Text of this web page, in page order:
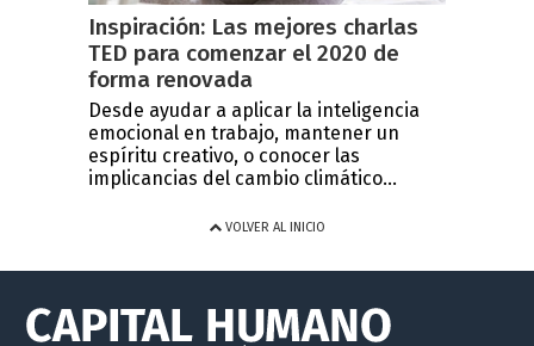
Inspiración: Las mejores charlas
TED para comenzar el 2020 de
forma renovada
Desde ayudar a aplicar la inteligencia
emocional en trabajo, mantener un
espíritu creativo, o conocer las
implicancias del cambio climático...
VOLVER AL INICIO